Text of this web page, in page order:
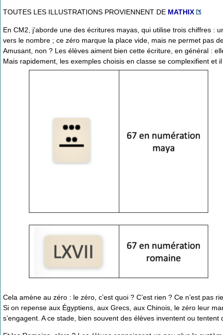
TOUTES LES ILLUSTRATIONS PROVIENNENT DE MATHIX
En CM2, j’aborde une des écritures mayas, qui utilise trois chiffres
vers le nombre ; ce zéro marque la place vide, mais ne permet pas
Amusant, non ? Les élèves aiment bien cette écriture, en général :
Mais rapidement, les exemples choisis en classe se complexifient
Cela amène au zéro : le zéro, c’est quoi ? C’est rien ? Ce n’est
Si on repense aux Égyptiens, aux Grecs, aux Chinois, le zéro leur
s’engagent. A ce stade, bien souvent des élèves inventent ou